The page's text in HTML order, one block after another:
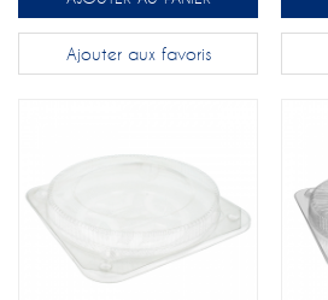
Ajouter aux favoris